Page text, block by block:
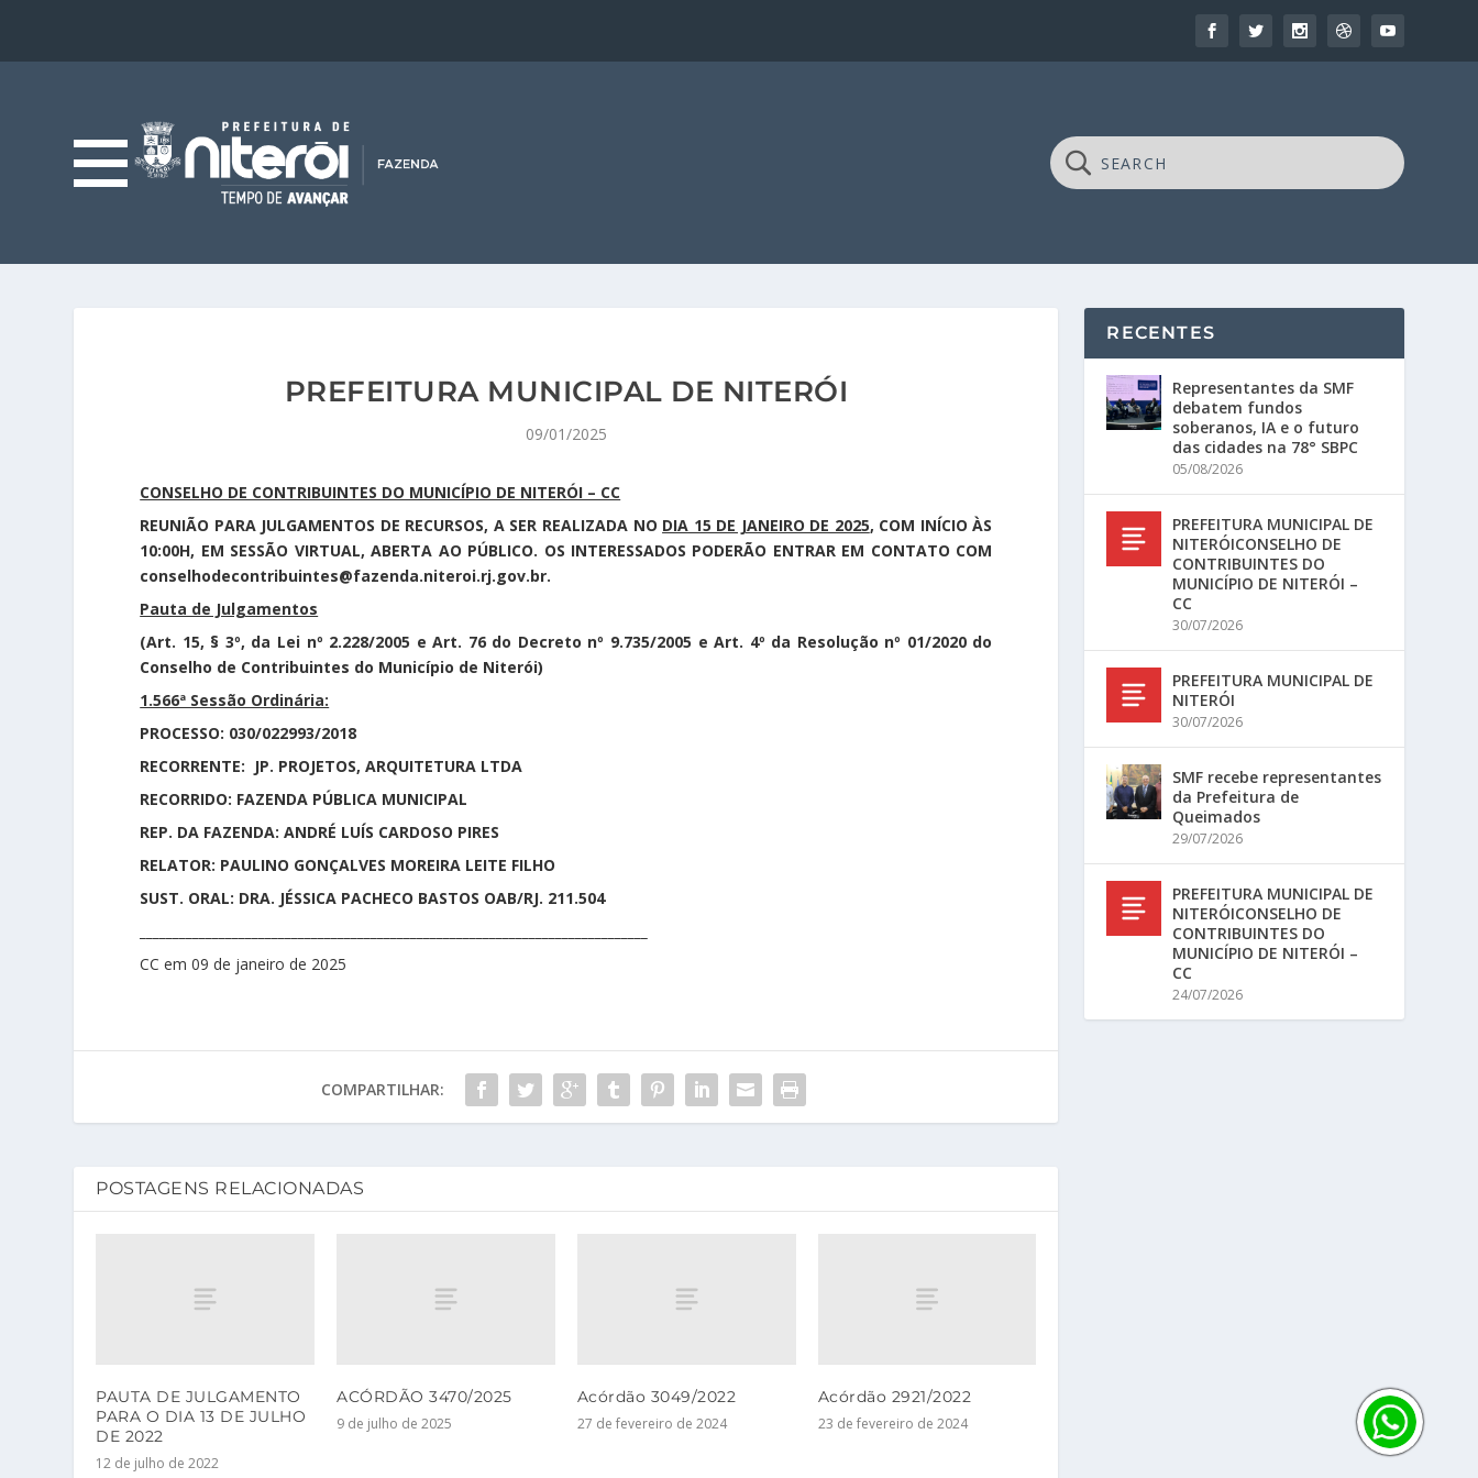
PREFEITURA MUNICIPAL DE NITERÓI
09/01/2025
CONSELHO DE CONTRIBUINTES DO MUNICÍPIO DE NITERÓI – CC
REUNIÃO PARA JULGAMENTOS DE RECURSOS, A SER REALIZADA NO DIA 15 DE JANEIRO DE 2025, COM INÍCIO ÀS
10:00H, EM SESSÃO VIRTUAL, ABERTA AO PÚBLICO. OS INTERESSADOS PODERÃO ENTRAR EM CONTATO COM
conselhodecontribuintes@fazenda.niteroi.rj.gov.br.
Pauta de Julgamentos
(Art. 15, § 3º, da Lei nº 2.228/2005 e Art. 76 do Decreto nº 9.735/2005 e Art. 4º da Resolução nº 01/2020 do
Conselho de Contribuintes do Município de Niterói)
1.566ª Sessão Ordinária:
PROCESSO: 030/022993/2018
RECORRENTE: JP. PROJETOS, ARQUITETURA LTDA
RECORRIDO: FAZENDA PÚBLICA MUNICIPAL
REP. DA FAZENDA: ANDRÉ LUÍS CARDOSO PIRES
RELATOR: PAULINO GONÇALVES MOREIRA LEITE FILHO
SUST. ORAL: DRA. JÉSSICA PACHECO BASTOS OAB/RJ. 211.504
CC em 09 de janeiro de 2025
COMPARTILHAR:
POSTAGENS RELACIONADAS
PAUTA DE JULGAMENTO
PARA O DIA 13 DE JULHO
DE 2022
12 de julho de 2022
ACÓRDÃO 3470/2025
9 de julho de 2025
Acórdão 3049/2022
27 de fevereiro de 2024
Acórdão 2921/2022
23 de fevereiro de 2024
RECENTES
Representantes da SMF
debatem fundos
soberanos, IA e o futuro
das cidades na 78° SBPC
05/08/2026
PREFEITURA MUNICIPAL DE
NITERÓICONSELHO DE
CONTRIBUINTES DO
MUNICÍPIO DE NITERÓI –
CC
30/07/2026
PREFEITURA MUNICIPAL DE
NITERÓI
30/07/2026
SMF recebe representantes
da Prefeitura de
Queimados
29/07/2026
PREFEITURA MUNICIPAL DE
NITERÓICONSELHO DE
CONTRIBUINTES DO
MUNICÍPIO DE NITERÓI –
CC
24/07/2026